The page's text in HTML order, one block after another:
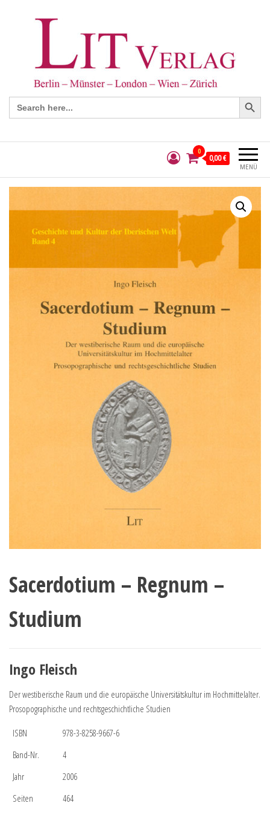
Search
for:
Search Button
MENÜ
0
0,00 €
Sacerdotium – Regnum –
Studium
Ingo Fleisch
Der westiberische Raum und die europäische Universitätskultur im Hochmittelalter.
Prosopographische und rechtsgeschichtliche Studien
ISBN
978-3-8258-9667-6
Band-Nr.
4
Jahr
2006
Seiten
464